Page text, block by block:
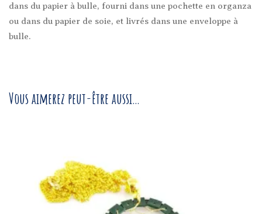
dans du papier à bulle, fourni dans une pochette en organza
ou dans du papier de soie, et livrés dans une enveloppe à
bulle.
Vous aimerez peut-être aussi…